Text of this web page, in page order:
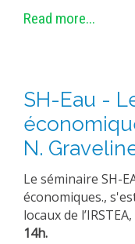
METHODS AND TOOLS
SOFTWARE
PUBLICATIONS SUR
HDR
THESES
WORKING PAPERS
Read more...
SH-Eau -
N.
Le séminaire SH-
économiques.,
locaux de l’IRSTEA,
14h.